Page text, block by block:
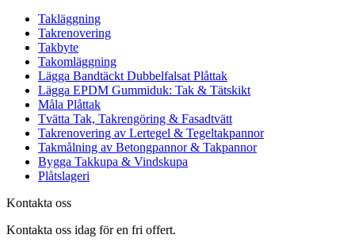
Takläggning
Takrenovering
Takbyte
Takomläggning
Lägga Bandtäckt Dubbelfalsat Plåttak
Lägga EPDM Gummiduk: Tak & Tätskikt
Måla Plåttak
Tvätta Tak, Takrengöring & Fasadtvätt
Takrenovering av Lertegel & Tegeltakpannor
Takmålning av Betongpannor & Takpannor
Bygga Takkupa & Vindskupa
Plåtslageri
Kontakta oss
Kontakta oss idag för en fri offert.